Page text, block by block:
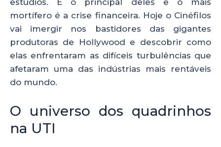
estúdios. E o principal deles e o mais
mortífero é a crise financeira. Hoje o Cinéfilos
vai imergir nos bastidores das gigantes
produtoras de Hollywood e descobrir como
elas enfrentaram as difíceis turbulências que
afetaram uma das indústrias mais rentáveis
do mundo.
O universo dos quadrinhos
na UTI